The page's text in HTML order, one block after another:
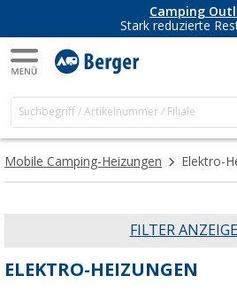
Camping
Stark reduzierte
Mobile Camping-Heizungen Elektro-
FILTER
ELEKTRO-HEIZUNGEN